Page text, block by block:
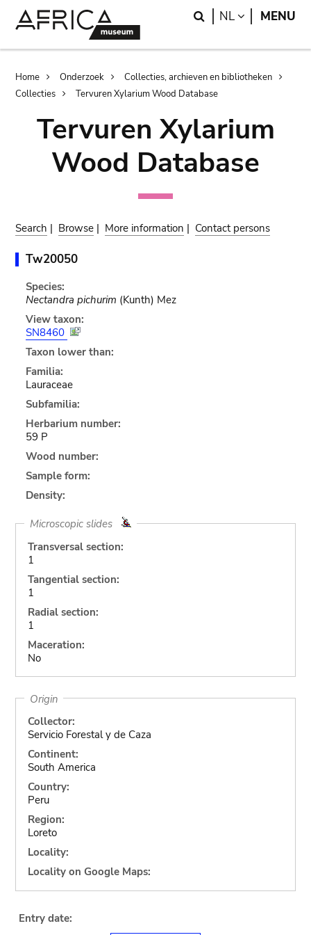
Search
NL LANGUAGE
MENU
Breadcrumb
Home Onderzoek
Collecties, archieven en bibliotheken
Collecties
Tervuren Xylarium Wood Database
Tervuren Xylarium
Wood Database
Search | Browse | More information | Contact persons
Tw20050
Species:
Nectandra pichurim (Kunth) Mez
View taxon:
SN8460
Taxon lower than:
Familia:
Lauraceae
Subfamilia:
Herbarium number:
59 P
Wood number:
Sample form:
Density:
Microscopic slides
Transversal section:
1
Tangential section:
1
Radial section:
1
Maceration:
No
Origin
Collector:
Servicio Forestal y de Caza
Continent:
South America
Country:
Peru
Region:
Loreto
Locality:
Locality on Google Maps:
Entry date: